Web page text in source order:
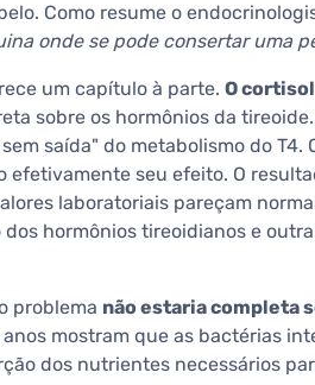
Como resume o
onde se pode consertar uma
um capítulo à parte. O cortisol
sobre os hormônios da
saída" do metabolismo do
efetivamente seu efeito. O
laboratoriais pareçam
dos hormônios tireoidianos e
problema não estaria completa
mostram que as bactérias
dos nutrientes necessários